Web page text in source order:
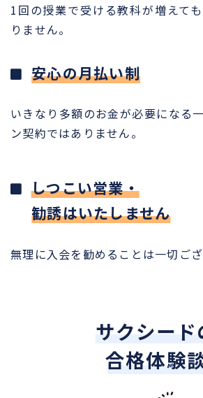
1回の授業で受ける教科が増えて
りません。
安心の月払い制
いきなり多額のお金が必要になる
ン契約ではありません。
しつこい営業・
勧誘はいたしません
無理に入会を勧めることは一切ござ
サクシード
合格体験